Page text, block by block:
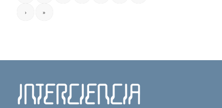
› »